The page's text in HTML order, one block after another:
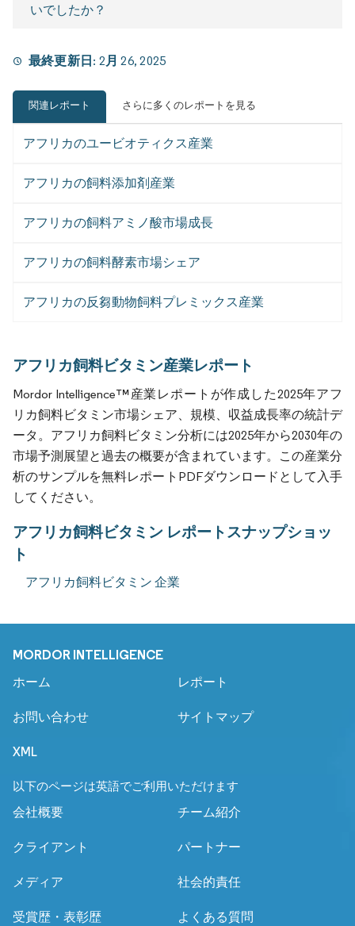
いでしたか？
最終更新日: 2月 26, 2025
関連レポート さらに多くのレポートを見る
アフリカのユービオティクス産業
アフリカの飼料添加剤産業
アフリカの飼料アミノ酸市場成長
アフリカの飼料酵素市場シェア
アフリカの反芻動物飼料プレミックス産業
アフリカ飼料ビタミン産業レポート
Mordor Intelligence™産業レポートが作成した2025年アフ
リカ飼料ビタミン市場シェア、規模、収益成長率の統計デ
ータ。アフリカ飼料ビタミン分析には2025年から2030年の
市場予測展望と過去の概要が含まれています。この産業分
析のサンプルを無料レポートPDFダウンロードとして入手
してください。
アフリカ飼料ビタミン レポートスナップショッ
ト
アフリカ飼料ビタミン 企業
MORDOR INTELLIGENCE
ホーム レポート
お問い合わせ サイトマップ
XML
以下のページは英語でご利用いただけます
会社概要
チーム紹介
クライアント パートナー
メディア 社会的責任
受賞歴・表彰歴 よくある質問